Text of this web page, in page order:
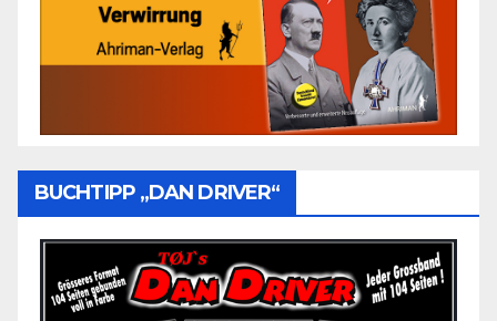
BUCHTIPP „DAN DRIVER“